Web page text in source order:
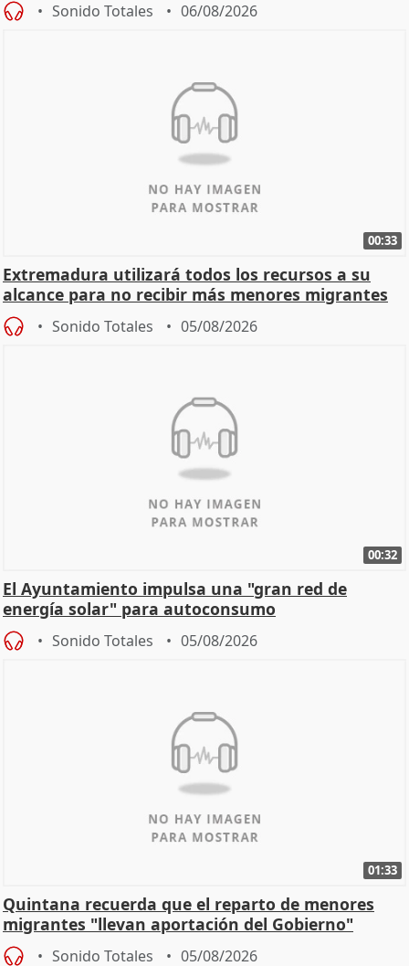
Sonido Totales 06/08/2026
00:33
Extremadura utilizará todos los recursos a su
alcance para no recibir más menores migrantes
Sonido Totales 05/08/2026
00:32
El Ayuntamiento impulsa una "gran red de
energía solar" para autoconsumo
Sonido Totales 05/08/2026
01:33
Quintana recuerda que el reparto de menores
migrantes "llevan aportación del Gobierno"
central
Sonido Totales 05/08/2026